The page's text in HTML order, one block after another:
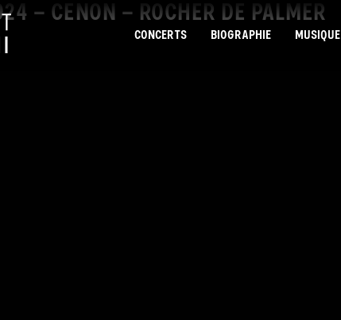
CONCERTS BIOGRAPHIE MUSIQUE
– CENON – ROCHER DE PALMER